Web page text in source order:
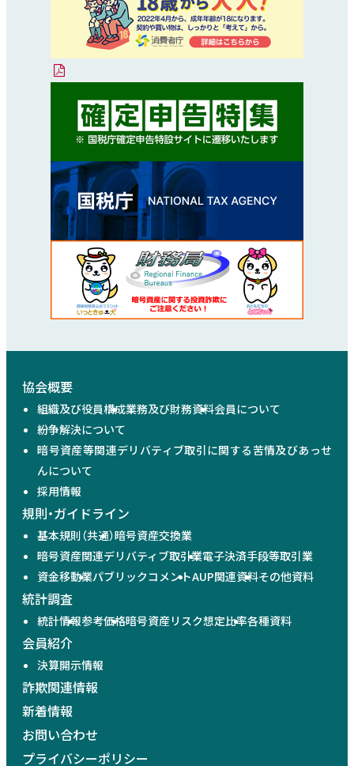
協会概要
組織及び役員構成業務及び財務資料会員について
紛争解決について
暗号資産等関連デリバティブ取引に関する苦情及びあっせ
んについて
採用情報
規則・ガイドライン
基本規則（共通）暗号資産交換業
暗号資産関連デリバティブ取引業電子決済手段等取引業
資金移動業パブリックコメントAUP関連資料その他資料
統計調査
統計情報参考価格暗号資産リスク想定比率各種資料
会員紹介
決算開示情報
詐欺関連情報
新着情報
お問い合わせ
プライバシーポリシー